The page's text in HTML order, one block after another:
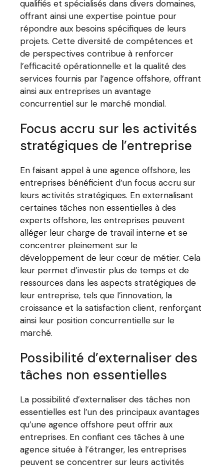
qualifiés et spécialisés dans divers domaines,
offrant ainsi une expertise pointue pour
répondre aux besoins spécifiques de leurs
projets. Cette diversité de compétences et
de perspectives contribue à renforcer
l’efficacité opérationnelle et la qualité des
services fournis par l’agence offshore, offrant
ainsi aux entreprises un avantage
concurrentiel sur le marché mondial.
Focus accru sur les activités
stratégiques de l’entreprise
En faisant appel à une agence offshore, les
entreprises bénéficient d’un focus accru sur
leurs activités stratégiques. En externalisant
certaines tâches non essentielles à des
experts offshore, les entreprises peuvent
alléger leur charge de travail interne et se
concentrer pleinement sur le
développement de leur cœur de métier. Cela
leur permet d’investir plus de temps et de
ressources dans les aspects stratégiques de
leur entreprise, tels que l’innovation, la
croissance et la satisfaction client, renforçant
ainsi leur position concurrentielle sur le
marché.
Possibilité d’externaliser des
tâches non essentielles
La possibilité d’externaliser des tâches non
essentielles est l’un des principaux avantages
qu’une agence offshore peut offrir aux
entreprises. En confiant ces tâches à une
agence située à l’étranger, les entreprises
peuvent se concentrer sur leurs activités